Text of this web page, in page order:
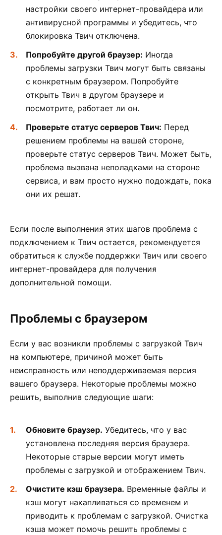
настройки своего интернет-провайдера или
антивирусной программы и убедитесь, что
блокировка Твич отключена.
Попробуйте другой браузер: Иногда
проблемы загрузки Твич могут быть связаны
с конкретным браузером. Попробуйте
открыть Твич в другом браузере и
посмотрите, работает ли он.
Проверьте статус серверов Твич: Перед
решением проблемы на вашей стороне,
проверьте статус серверов Твич. Может быть,
проблема вызвана неполадками на стороне
сервиса, и вам просто нужно подождать, пока
они их решат.
Если после выполнения этих шагов проблема с
подключением к Твич остается, рекомендуется
обратиться к службе поддержки Твич или своего
интернет-провайдера для получения
дополнительной помощи.
Проблемы с браузером
Если у вас возникли проблемы с загрузкой Твич
на компьютере, причиной может быть
неисправность или неподдерживаемая версия
вашего браузера. Некоторые проблемы можно
решить, выполнив следующие шаги:
Обновите браузер. Убедитесь, что у вас
установлена последняя версия браузера.
Некоторые старые версии могут иметь
проблемы с загрузкой и отображением Твич.
Очистите кэш браузера. Временные файлы и
кэш могут накапливаться со временем и
приводить к проблемам с загрузкой. Очистка
кэша может помочь решить проблемы с